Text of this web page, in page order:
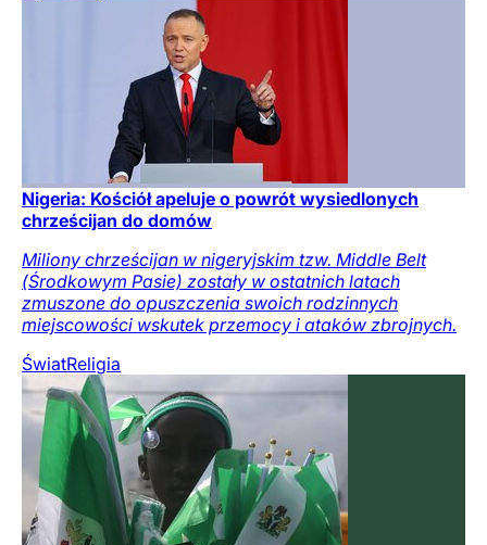
Nigeria: Kościół apeluje o powrót wysiedlonych
chrześcijan do domów
Miliony chrześcijan w nigeryjskim tzw. Middle Belt
(Środkowym Pasie) zostały w ostatnich latach
zmuszone do opuszczenia swoich rodzinnych
miejscowości wskutek przemocy i ataków zbrojnych.
ŚwiatReligia